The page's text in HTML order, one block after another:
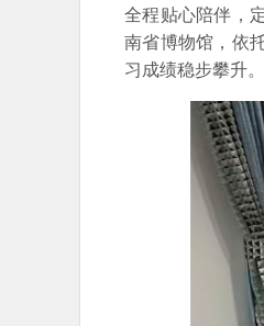
全程贴心陪伴，
南省博物馆，依
习成绩稳步攀升。